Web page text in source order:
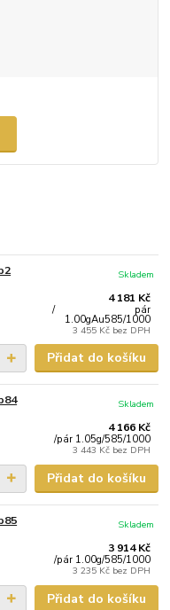
4 181 Kč
/ pár
1.00gAu585/1000
3 455 Kč bez DPH
Skladem
Přidat do košíku
4 166 Kč
/pár 1.05g/585/1000
3 443 Kč bez DPH
Skladem
Přidat do košíku
3 914 Kč
/pár 1.00g/585/1000
3 235 Kč bez DPH
Skladem
Přidat do košíku